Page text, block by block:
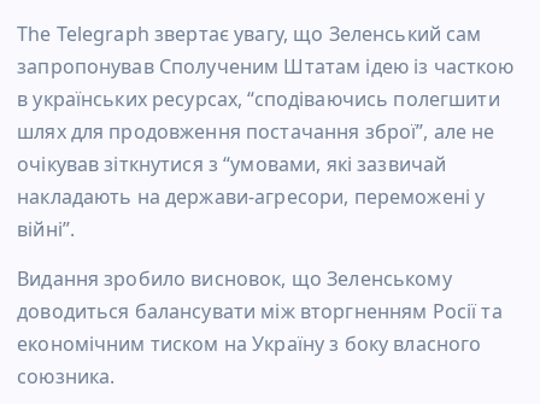
The Telegraph звертає увагу, що Зеленський сам
запропонував Сполученим Штатам ідею із часткою
в українських ресурсах, “сподіваючись полегшити
шлях для продовження постачання зброї”, але не
очікував зіткнутися з “умовами, які зазвичай
накладають на держави-агресори, переможені у
війні”.
Видання зробило висновок, що Зеленському
доводиться балансувати між вторгненням Росії та
економічним тиском на Україну з боку власного
союзника.